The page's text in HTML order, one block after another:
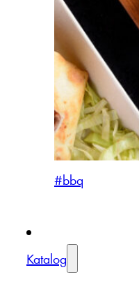
#bbq
Katalog